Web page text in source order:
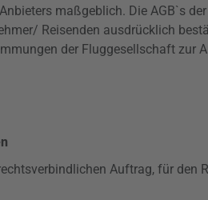
maßgeblich. Die AGB`s
Reisenden ausdrücklich
der Fluggesellschaft zur
Auftrag, für